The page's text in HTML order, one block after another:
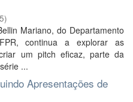
)
Mariano, do Departamento
continua a explorar as
um pitch eficaz, parte da
...
Apresentações de